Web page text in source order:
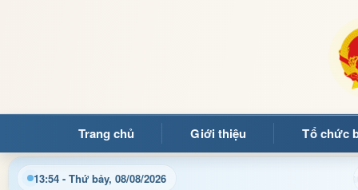
Trang chủ Giới thiệu Tổ chức
13:54 - Thứ bảy, 08/08/2026 Chào mừng